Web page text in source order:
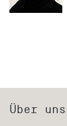
Über uns